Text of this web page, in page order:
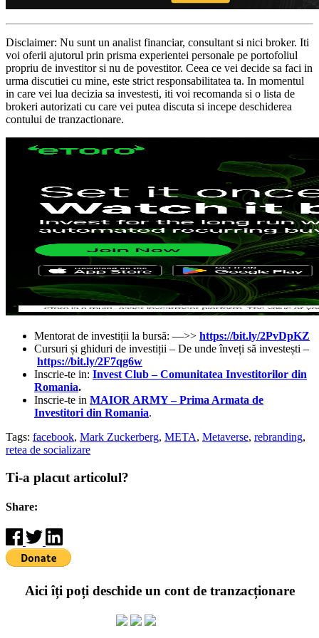
Disclaimer: Nu sunt un analist financiar, consultant si nici broker. Iti
voi oferii ajutorul prin prisma experientei personale pe portofoliul
propriu de investitor si nu de povestitor. Ceea ce vei decide sa faci in
urma discutiei cu mine, este strict responsabilitatea ta. In momentul
in care vei lua decizia sa investesti, iti voi recomanda si o lista de
brokeri autorizati cu care vei putea discuta si incepe deschiderea
contului de tranzactionare.
Mentorat de investiții la bursă: —>> https://bit.ly/2PvDpKZ
Cursuri și ghiduri de investiții – De unde înveți să investești –
https://bit.ly/2F7qg6w
Inscrie-te in: Invest Club – Comunitatea Investitorilor din
Romania.
Inscrie-te in MAIOR ARMY – Prima Armata de
Investitori din Romania.
Tags: facebook, Mark Zuckerberg, META, Metaverse, rebranding,
retea de socializare
Ti-a placut articolul?
Share:
Aici îți poți deschide un cont de tranzacționare